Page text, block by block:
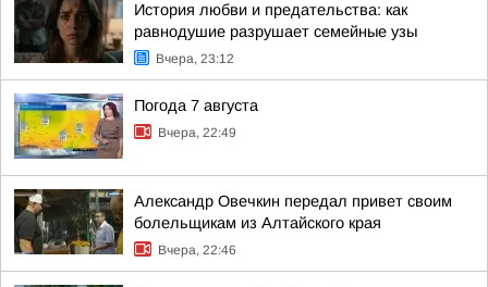
История любви и предательства: как
равнодушие разрушает семейные узы
Вчера, 23:12
Погода 7 августа
Вчера, 22:49
Александр Овечкин передал привет своим
болельщикам из Алтайского края
Вчера, 22:46